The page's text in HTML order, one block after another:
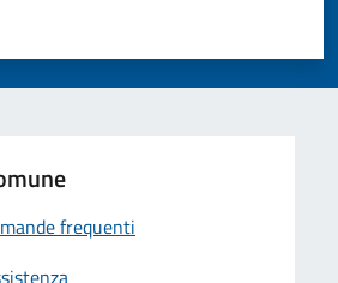
5 stelle su 5
su 5
su 5
5
frequenti